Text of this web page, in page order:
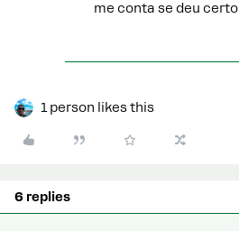
me conta se deu certo
1 person likes this
6 replies